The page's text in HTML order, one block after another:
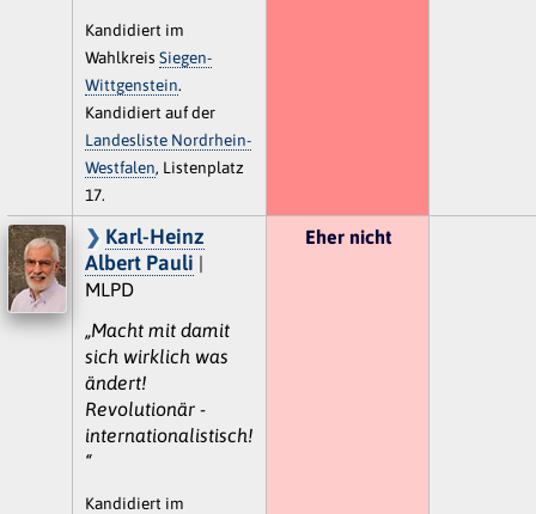
Kandidiert im
Wahlkreis Siegen-
Wittgenstein.
Kandidiert auf der
Landesliste Nordrhein-
Westfalen, Listenplatz
17.
Karl-Heinz
Albert Pauli |
MLPD
„Macht mit damit
sich wirklich was
ändert!
Revolutionär -
internationalistisch!
“
Kandidiert im
Eher nicht